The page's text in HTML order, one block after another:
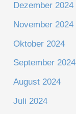
Dezember 2024
November 2024
Oktober 2024
September 2024
August 2024
Juli 2024